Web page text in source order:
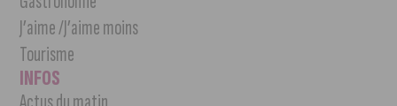
J’aime /J’aime moins
Tourisme
INFOS